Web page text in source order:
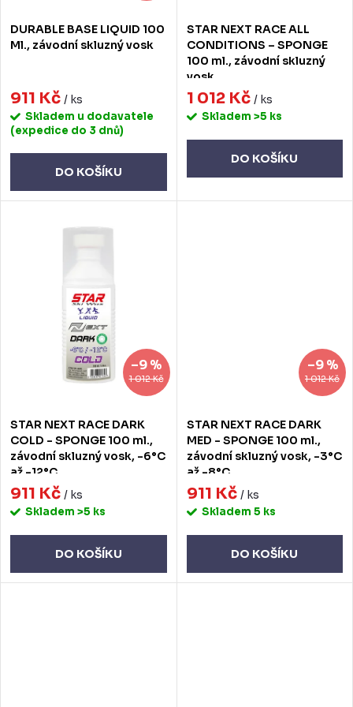
u
t
ů
d
k
t
ů
DURABLE BASE LIQUID 100
Ml., závodní skluzný vosk
911 Kč / ks
Skladem u dodavatele
(expedice do 3 dnů)
DO KOŠÍKU
STAR NEXT RACE ALL
CONDITIONS – SPONGE
100 ml., závodní skluzný
vosk
1 012 Kč / ks
Skladem >5 ks
DO KOŠÍKU
1 012 Kč
–9 %
STAR NEXT RACE DARK
COLD - SPONGE 100 ml.,
závodní skluzný vosk, -6°C
až -12°C
911 Kč / ks
Skladem >5 ks
DO KOŠÍKU
1 012 Kč
–9 %
STAR NEXT RACE DARK
MED - SPONGE 100 ml.,
závodní skluzný vosk, -3°C
až -8°C
911 Kč / ks
Skladem 5 ks
DO KOŠÍKU